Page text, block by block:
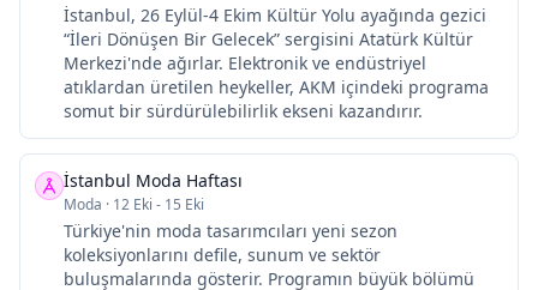
İstanbul, 26 Eylül-4 Ekim Kültür Yolu ayağında gezici
“İleri Dönüşen Bir Gelecek” sergisini Atatürk Kültür
Merkezi'nde ağırlar. Elektronik ve endüstriyel
atıklardan üretilen heykeller, AKM içindeki programa
somut bir sürdürülebilirlik ekseni kazandırır.
İstanbul Moda Haftası
Moda · 12 Eki - 15 Eki
Türkiye'nin moda tasarımcıları yeni sezon
koleksiyonlarını defile, sunum ve sektör
buluşmalarında gösterir. Programın büyük bölümü